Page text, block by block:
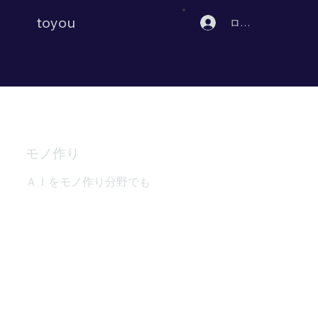
toyou ログイン
モノ作り
ＡＩをモノ作り分野でも